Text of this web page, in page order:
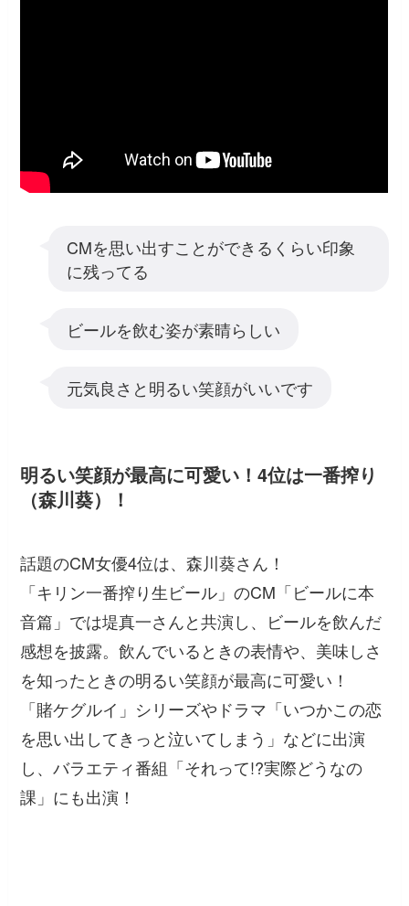
CMを思い出すことができるくらい印象
に残ってる
ビールを飲む姿が素晴らしい
元気良さと明るい笑顔がいいです
明るい笑顔が最高に可愛い！4位は一番搾り
（森川葵）！
話題のCM女優4位は、森川葵さん！
「キリン一番搾り生ビール」のCM「ビールに本
音篇」では堤真一さんと共演し、ビールを飲んだ
感想を披露。飲んでいるときの表情や、美味しさ
を知ったときの明るい笑顔が最高に可愛い！
「賭ケグルイ」シリーズやドラマ「いつかこの恋
を思い出してきっと泣いてしまう」などに出演
し、バラエティ番組「それって!?実際どうなの
課」にも出演！